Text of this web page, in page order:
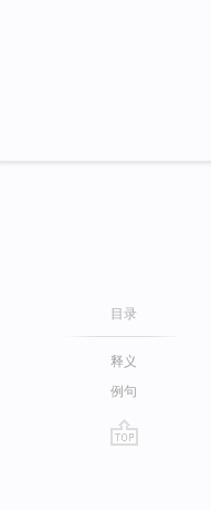
目录
释义
例句